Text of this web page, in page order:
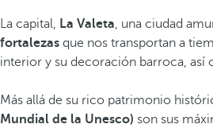
La capital, La Valeta, una ciudad
fortalezas que nos transportan a
interior y su decoración barroca, así
Más allá de su rico patrimonio
Mundial de la Unesco) son sus